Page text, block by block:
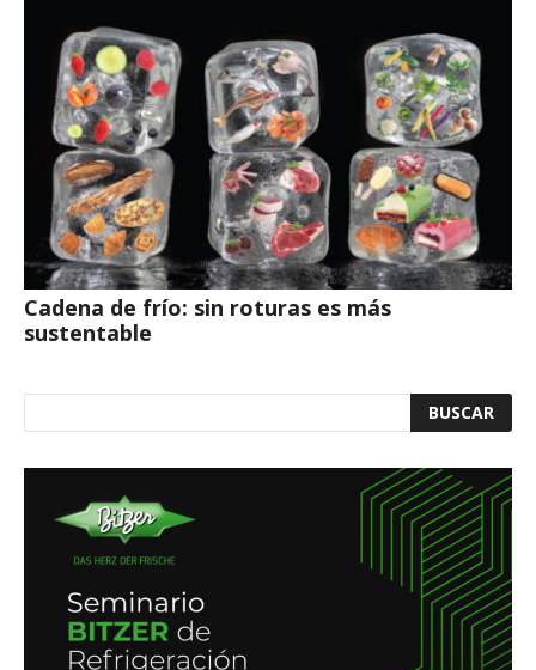
Cadena de frío: sin roturas es más
sustentable